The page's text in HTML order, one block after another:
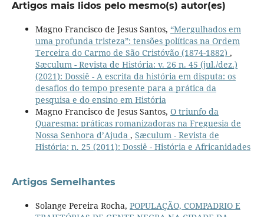
Artigos mais lidos pelo mesmo(s) autor(es)
Magno Francisco de Jesus Santos, “Mergulhados em
uma profunda tristeza”: tensões políticas na Ordem
Terceira do Carmo de São Cristóvão (1874-1882) ,
Sæculum - Revista de História: v. 26 n. 45 (jul./dez.)
(2021): Dossiê - A escrita da história em disputa: os
desafios do tempo presente para a prática da
pesquisa e do ensino em História
Magno Francisco de Jesus Santos, O triunfo da
Quaresma: práticas romanizadoras na Freguesia de
Nossa Senhora d’Ajuda , Sæculum - Revista de
História: n. 25 (2011): Dossiê - História e Africanidades
Artigos Semelhantes
Solange Pereira Rocha, POPULAÇÃO, COMPADRIO E